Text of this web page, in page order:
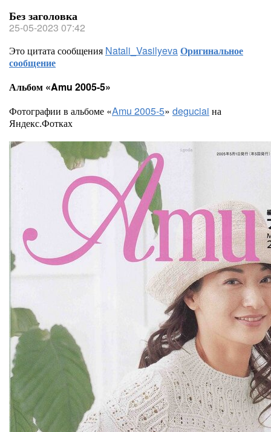
Без заголовка
25-05-2023 07:42
Это цитата сообщения Natali_VasilyevaОригинальное
сообщение
Альбом «Amu 2005-5»
Фотографии в альбоме «Amu 2005-5» deguciai на
Яндекс.Фотках